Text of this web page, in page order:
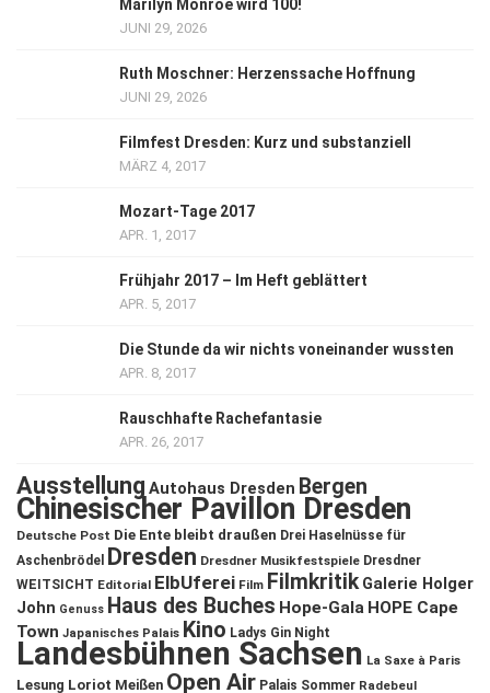
Marilyn Monroe wird 100!
JUNI 29, 2026
Ruth Moschner: Herzenssache Hoffnung
JUNI 29, 2026
Filmfest Dresden: Kurz und substanziell
MÄRZ 4, 2017
Mozart-Tage 2017
APR. 1, 2017
Frühjahr 2017 – Im Heft geblättert
APR. 5, 2017
Die Stunde da wir nichts voneinander wussten
APR. 8, 2017
Rauschhafte Rachefantasie
APR. 26, 2017
Ausstellung Autohaus Dresden Bergen
Chinesischer Pavillon Dresden
Deutsche Post Die Ente bleibt draußen Drei Haselnüsse für
Aschenbrödel
Dresden Dresdner Musikfestspiele Dresdner
WEITSICHT Editorial ElbUferei Film Filmkritik Galerie Holger
John Genuss Haus des Buches Hope-Gala HOPE Cape
Town Japanisches Palais Kino Ladys Gin Night
Landesbühnen Sachsen La Saxe à Paris
Lesung Loriot Meißen Open Air Palais Sommer Radebeul